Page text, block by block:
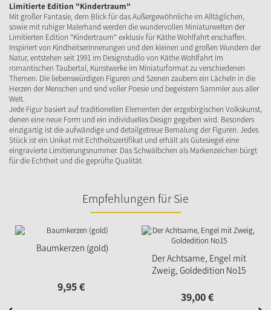
Limitierte Edition "Kindertraum"
Mit großer Fantasie, dem Blick für das Außergewöhnliche im Alltäglichen,
sowie mit ruhiger Malerhand werden die wundervollen Miniaturwelten der
Limitierten Edition "Kindertraum" exklusiv für Käthe Wohlfahrt erschaffen.
Inspiriert von Kindheitserinnerungen und den kleinen und großen Wundern der
Natur, entstehen seit 1991 im Designstudio von Käthe Wohlfahrt im
romantischen Taubertal, Kunstwerke im Miniaturformat zu verschiedenen
Themen. Die liebenswürdigen Figuren und Szenen zaubern ein Lächeln in die
Herzen der Menschen und sind voller Poesie und begeistern Sammler aus aller
Welt.
Jede Figur basiert auf traditionellen Elementen der erzgebirgischen Volkskunst,
denen eine neue Form und ein individuelles Design gegeben wird. Besonders
einzigartig ist die aufwändige und detailgetreue Bemalung der Figuren. Jedes
Stück ist ein Unikat mit Echtheitszertifikat und erhält als Gütesiegel eine
eingravierte Limitierungsnummer. Das Schwälbchen als Markenzeichen bürgt
für die Echtheit und die geprüfte Qualität.
Empfehlungen für Sie
Baumkerzen (gold)
9,95€
Der Achtsame, Engel mit
Zweig, Goldedition No15
39,00€